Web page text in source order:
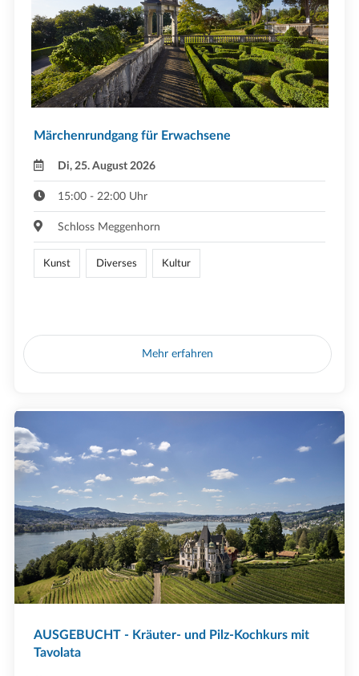
Märchenrundgang für Erwachsene
Di, 25. August 2026
15:00 - 22:00 Uhr
Schloss Meggenhorn
Kunst Diverses Kultur
Mehr erfahren
AUSGEBUCHT - Kräuter- und Pilz-Kochkurs mit
Tavolata